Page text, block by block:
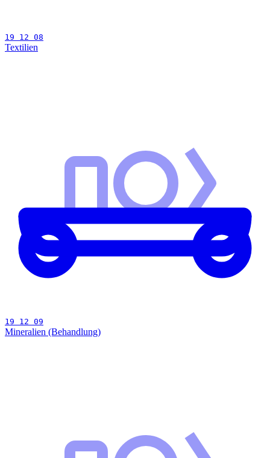
19 12 08
Textilien
19 12 09
Mineralien (Behandlung)